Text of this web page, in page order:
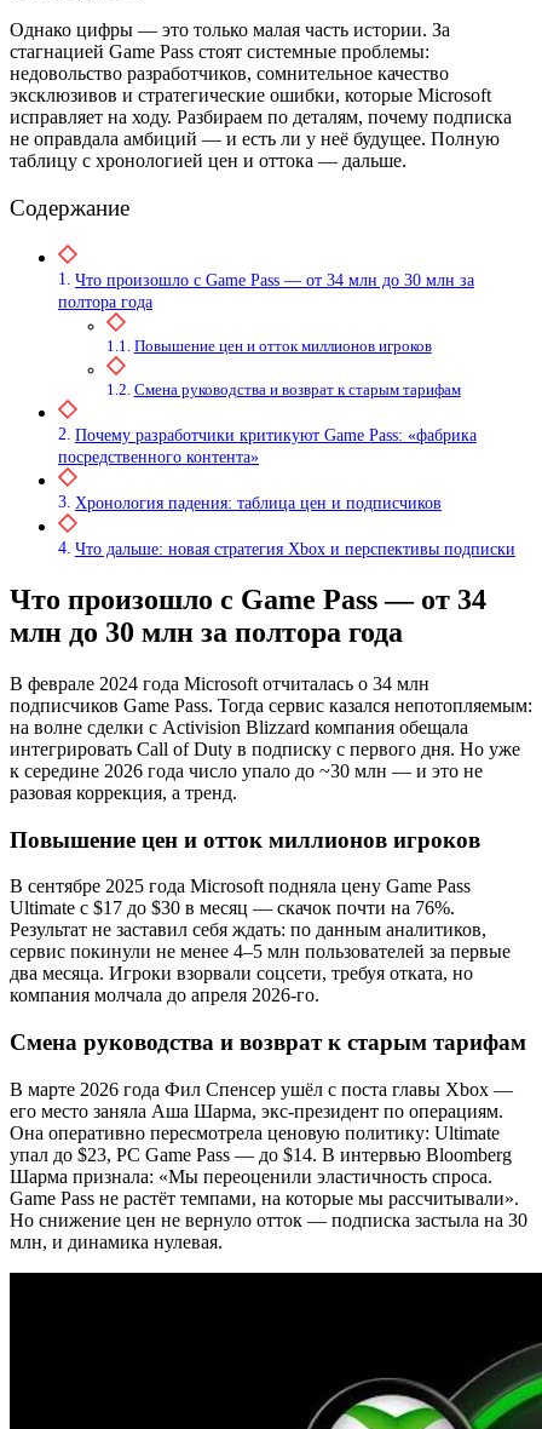
Однако цифры — это только малая часть истории. За
стагнацией Game Pass стоят системные проблемы:
недовольство разработчиков, сомнительное качество
эксклюзивов и стратегические ошибки, которые Microsoft
исправляет на ходу. Разбираем по деталям, почему подписка
не оправдала амбиций — и есть ли у неё будущее. Полную
таблицу с хронологией цен и оттока — дальше.
Содержание
Что произошло с Game Pass — от 34 млн до 30 млн за
полтора года
Повышение цен и отток миллионов игроков
Смена руководства и возврат к старым тарифам
Почему разработчики критикуют Game Pass: «фабрика
посредственного контента»
Хронология падения: таблица цен и подписчиков
Что дальше: новая стратегия Xbox и перспективы подписки
Что произошло с Game Pass — от 34
млн до 30 млн за полтора года
В феврале 2024 года Microsoft отчиталась о 34 млн
подписчиков Game Pass. Тогда сервис казался непотопляемым:
на волне сделки с Activision Blizzard компания обещала
интегрировать Call of Duty в подписку с первого дня. Но уже
к середине 2026 года число упало до ~30 млн — и это не
разовая коррекция, а тренд.
Повышение цен и отток миллионов игроков
В сентябре 2025 года Microsoft подняла цену Game Pass
Ultimate с $17 до $30 в месяц — скачок почти на 76%.
Результат не заставил себя ждать: по данным аналитиков,
сервис покинули не менее 4–5 млн пользователей за первые
два месяца. Игроки взорвали соцсети, требуя отката, но
компания молчала до апреля 2026-го.
Смена руководства и возврат к старым тарифам
В марте 2026 года Фил Спенсер ушёл с поста главы Xbox —
его место заняла Аша Шарма, экс-президент по операциям.
Она оперативно пересмотрела ценовую политику: Ultimate
упал до $23, PC Game Pass — до $14. В интервью Bloomberg
Шарма признала: «Мы переоценили эластичность спроса.
Game Pass не растёт темпами, на которые мы рассчитывали».
Но снижение цен не вернуло отток — подписка застыла на 30
млн, и динамика нулевая.